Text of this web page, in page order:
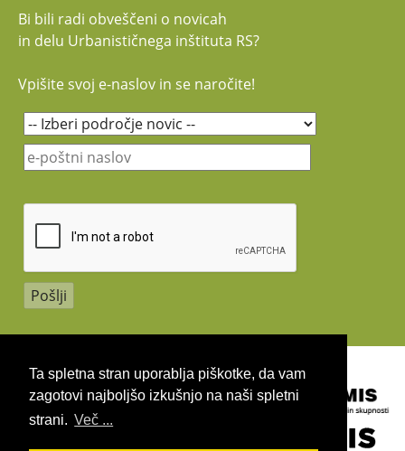
Ta spletna stran uporablja piškotke, da vam
zagotovi najboljšo izkušnjo na naši spletni
strani. Več ...
Bi bili radi obveščeni o novicah
in delu Urbanističnega inštituta RS?
Vpišite svoj e-naslov in se naročite!